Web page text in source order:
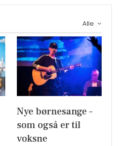
Alle
Nye børnesange –
som også er til
voksne